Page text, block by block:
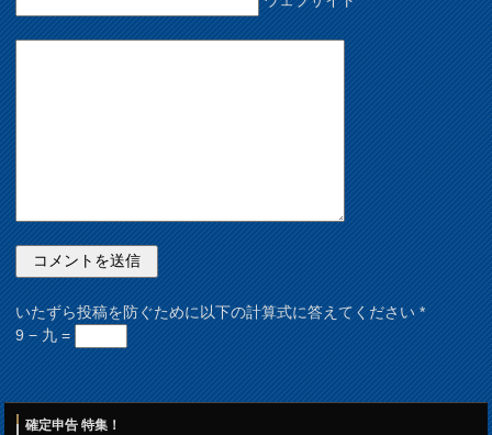
いたずら投稿を防ぐために以下の計算式に答えてください*
9 − 九 =
確定申告 特集！